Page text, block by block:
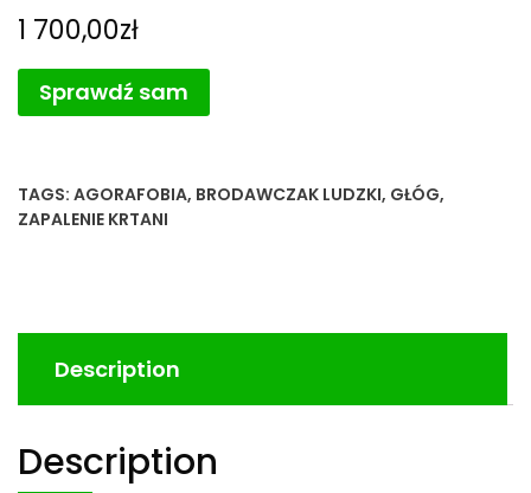
1 700,00zł
Sprawdź sam
TAGS: AGORAFOBIA, BRODAWCZAK LUDZKI, GŁÓG,
ZAPALENIE KRTANI
Description
Description